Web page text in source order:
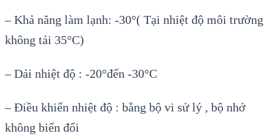
– Khả năng làm lạnh: -30°( Tại nhiệt độ môi trường
không tải 35°C)
– Dải nhiệt độ : -20°đến -30°C
– Điều khiển nhiệt độ : bằng bộ vi sử lý , bộ nhớ
không biến đổi